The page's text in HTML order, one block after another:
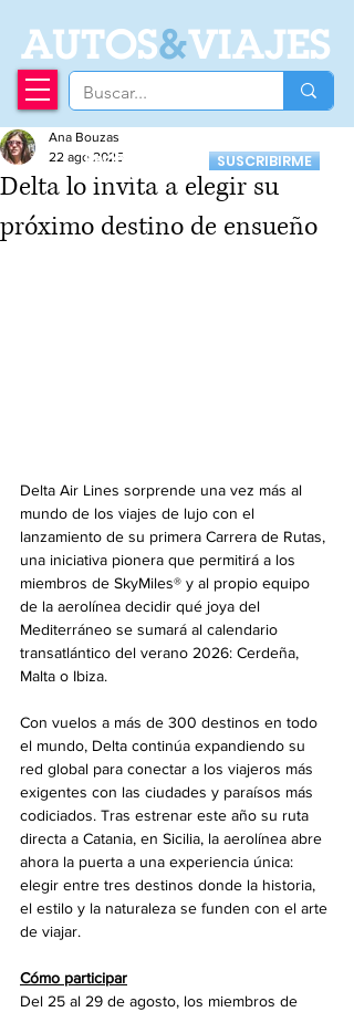
AUTOS&VIAJES
Recibí nuestro
Newsletter
SUSCRIBIRME
Delta lo invita a elegir su
próximo destino de ensueño
Ana Bouzas
22 ago 2025
Delta Air Lines sorprende una vez más al
mundo de los viajes de lujo con el
lanzamiento de su primera Carrera de Rutas,
una iniciativa pionera que permitirá a los
miembros de SkyMiles® y al propio equipo
de la aerolínea decidir qué joya del
Mediterráneo se sumará al calendario
transatlántico del verano 2026: Cerdeña,
Malta o Ibiza.
Con vuelos a más de 300 destinos en todo
el mundo, Delta continúa expandiendo su
red global para conectar a los viajeros más
exigentes con las ciudades y paraísos más
codiciados. Tras estrenar este año su ruta
directa a Catania, en Sicilia, la aerolínea abre
ahora la puerta a una experiencia única:
elegir entre tres destinos donde la historia,
el estilo y la naturaleza se funden con el arte
de viajar.
Cómo participar
Del 25 al 29 de agosto, los miembros de